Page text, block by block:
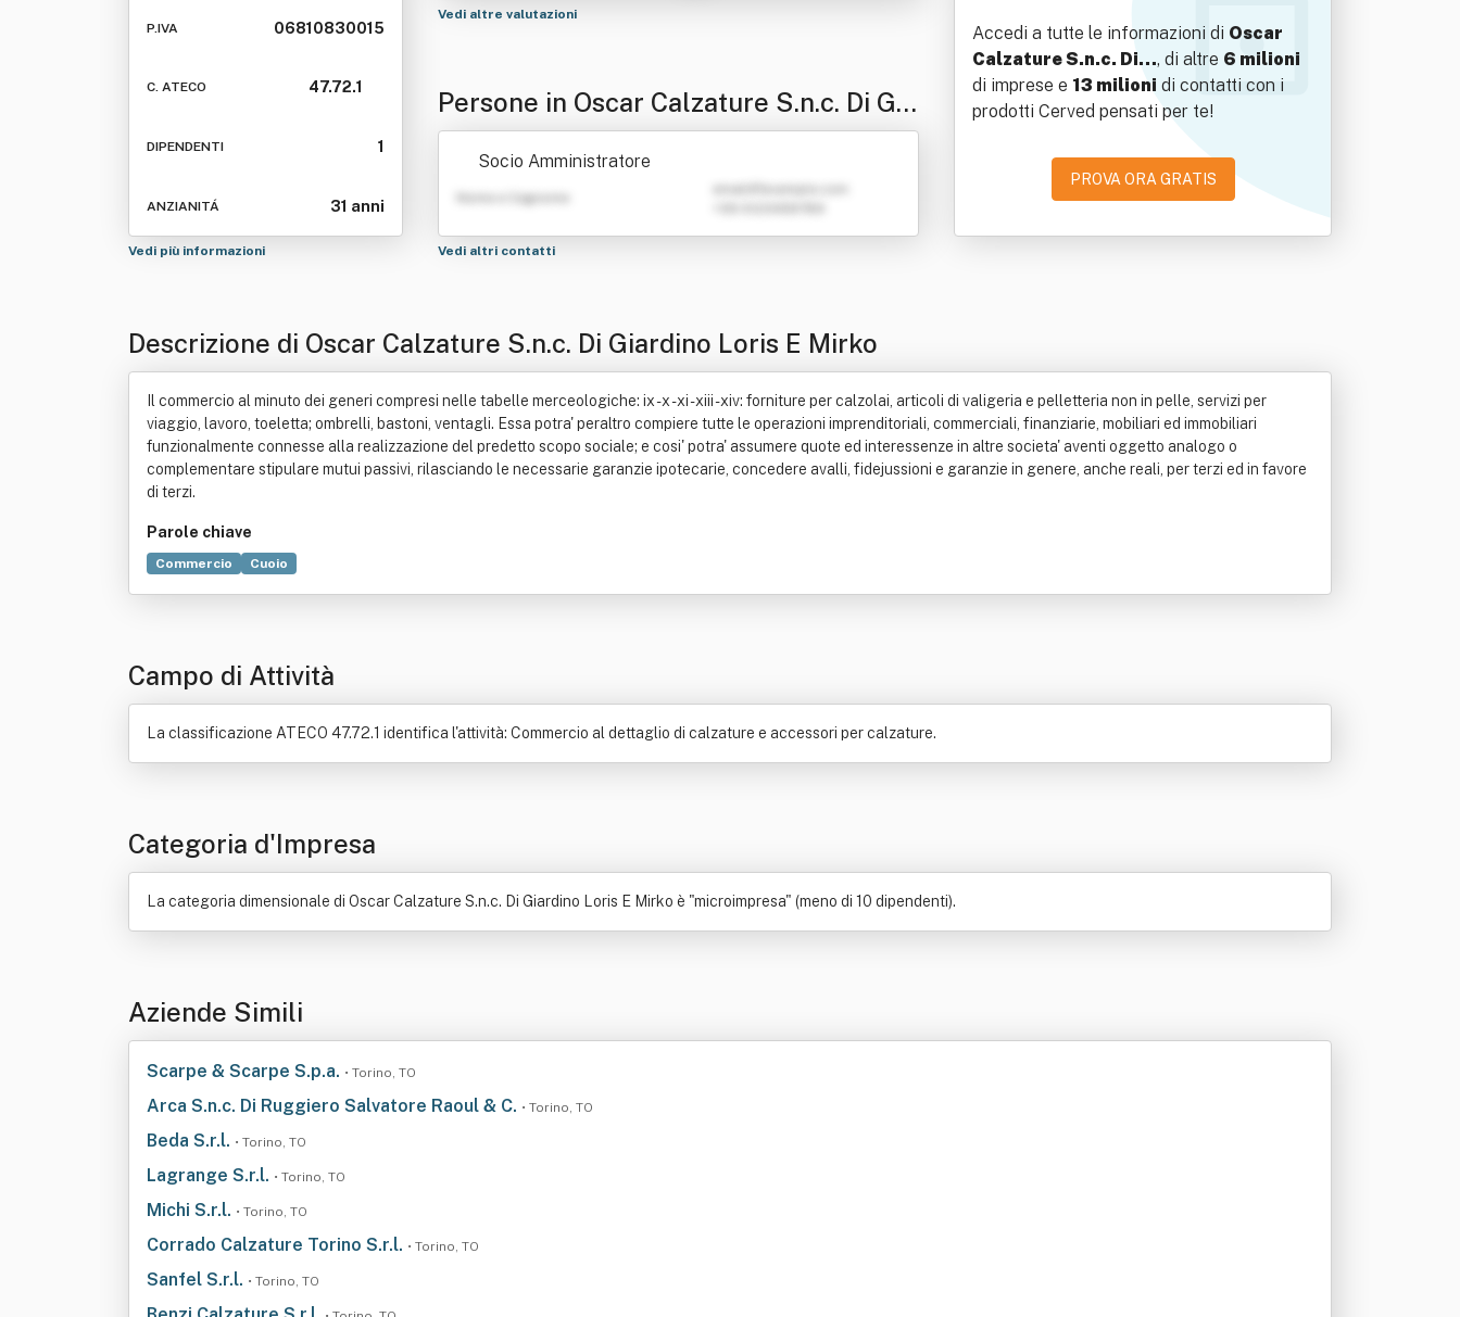
P.IVA 06810830015
C. ATECO 47.72.1
DIPENDENTI 1
ANZIANITÁ 31 anni
Vedi più informazioni
Vedi altre valutazioni
Persone in Oscar Calzature S.n.c. Di Gia
rdino Loris E Mirko
Socio Amministratore
Nome e Cognome
Vedi altri contatti
Accedi a tutte le informazioni di Oscar
Calzature S.n.c. Di…, di altre 6 milioni
di imprese e 13 milioni di contatti con i
prodotti Cerved pensati per te!
PROVA ORA GRATIS
Descrizione di Oscar Calzature S.n.c. Di Giardino Loris E Mirko
Il commercio al minuto dei generi compresi nelle tabelle merceologiche: ix - x - xi - xiii - xiv: forniture per calzolai, articoli di valigeria e pelletteria non in pelle, servizi per
viaggio, lavoro, toeletta; ombrelli, bastoni, ventagli. Essa potra' peraltro compiere tutte le operazioni imprenditoriali, commerciali, finanziarie, mobiliari ed immobiliari
funzionalmente connesse alla realizzazione del predetto scopo sociale; e cosi' potra' assumere quote ed interessenze in altre societa' aventi oggetto analogo o
complementare stipulare mutui passivi, rilasciando le necessarie garanzie ipotecarie, concedere avalli, fidejussioni e garanzie in genere, anche reali, per terzi ed in favore
di terzi.
Parole chiave
Commercio Cuoio
Campo di Attività
La classificazione ATECO 47.72.1 identifica l'attività: Commercio al dettaglio di calzature e accessori per calzature.
Categoria d'Impresa
La categoria dimensionale di Oscar Calzature S.n.c. Di Giardino Loris E Mirko è "microimpresa" (meno di 10 dipendenti).
Aziende Simili
Scarpe & Scarpe S.p.a. • Torino, TO
Arca S.n.c. Di Ruggiero Salvatore Raoul & C. • Torino, TO
Beda S.r.l. • Torino, TO
Lagrange S.r.l. • Torino, TO
Michi S.r.l. • Torino, TO
Corrado Calzature Torino S.r.l. • Torino, TO
Sanfel S.r.l. • Torino, TO